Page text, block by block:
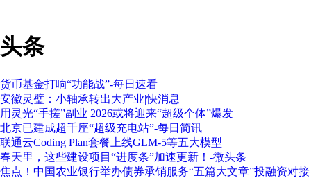
头条
货币基金打响“功能战”-每日速看
安徽灵璧：小轴承转出大产业|快消息
用灵光“手搓”副业 2026或将迎来“超级个体”爆发
北京已建成超千座“超级充电站”-每日简讯
联通云Coding Plan套餐上线GLM-5等五大模型
春天里，这些建设项目“进度条”加速更新！-微头条
焦点！中国农业银行举办债券承销服务“五篇大文章”投融资对接